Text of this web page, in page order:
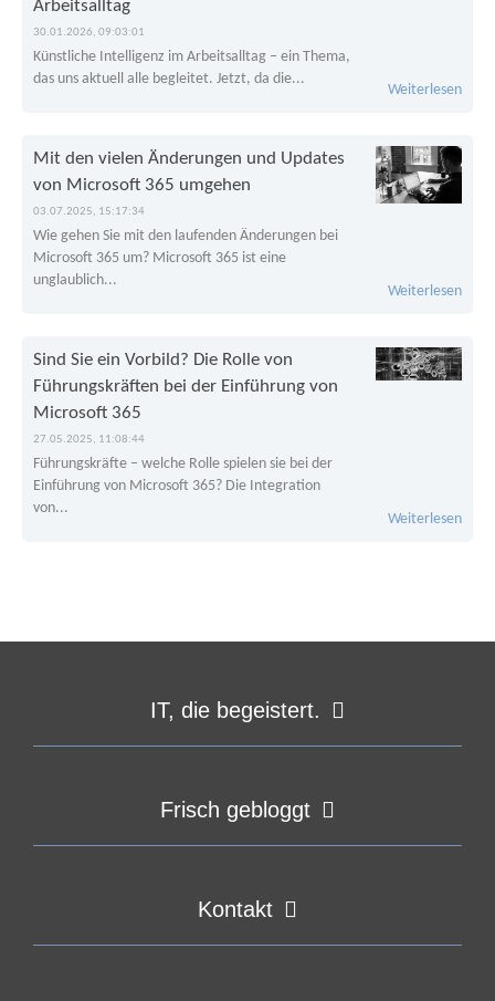
Arbeitsalltag
30.01.2026, 09:03:01
Künstliche Intelligenz im Arbeitsalltag – ein Thema,
das uns aktuell alle begleitet. Jetzt, da die...
Weiterlesen
Mit den vielen Änderungen und Updates
von Microsoft 365 umgehen
03.07.2025, 15:17:34
Wie gehen Sie mit den laufenden Änderungen bei
Microsoft 365 um? Microsoft 365 ist eine
unglaublich...
Weiterlesen
Sind Sie ein Vorbild? Die Rolle von
Führungskräften bei der Einführung von
Microsoft 365
27.05.2025, 11:08:44
Führungskräfte – welche Rolle spielen sie bei der
Einführung von Microsoft 365? Die Integration
von...
Weiterlesen
IT, die begeistert.
Frisch gebloggt
Kontakt